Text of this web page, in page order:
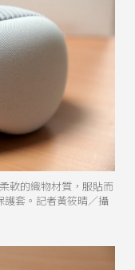
軟的織物材質，服貼而
套。記者黃筱晴／攝